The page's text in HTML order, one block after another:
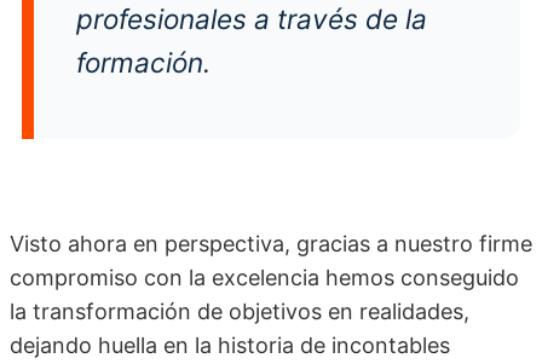
profesionales a través de la
formación.
Visto ahora en perspectiva, gracias a nuestro firme
compromiso con la excelencia hemos conseguido
la transformación de objetivos en realidades,
dejando huella en la historia de incontables